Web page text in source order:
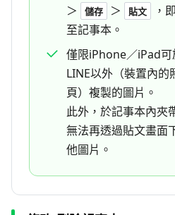
＞ 儲存 ＞ 貼文
，
至記事本。
僅限iPhone／iPad
LINE以外（裝置內的
頁）複製的圖片。
此外，於記事本內夾
無法再透過貼文畫面
他圖片。